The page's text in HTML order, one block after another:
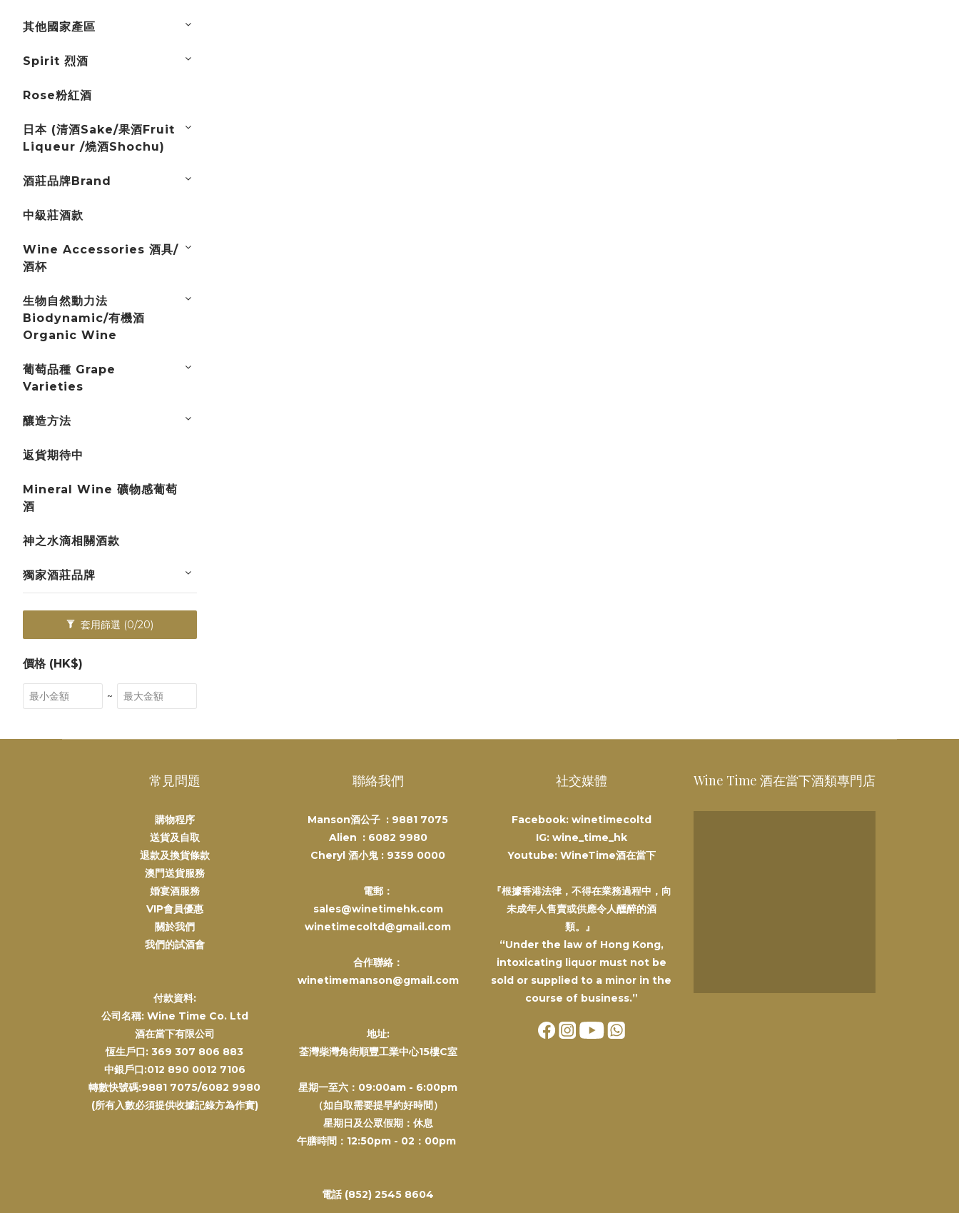
其他國家產區
Spirit 烈酒
Rose粉紅酒
日本 (清酒Sake/果酒Fruit
Liqueur /燒酒Shochu)
酒莊品牌Brand
中級莊酒款
Wine Accessories 酒具/
酒杯
生物自然動力法
Biodynamic/有機酒
Organic Wine
葡萄品種 Grape
Varieties
釀造方法
返貨期待中
Mineral Wine 礦物感葡萄
酒
神之水滴相關酒款
獨家酒莊品牌
套用篩選 (0/20)
價格 (HK$)
~
常見問題
購物程序
送貨及自取
退款及換貨條款
澳門送貨服務
婚宴酒服務
VIP會員優惠
關於我們
我們的試酒會
付款資料:
公司名稱: Wine Time Co. Ltd
酒在當下有限公司
恆生戶口: 369 307 806 883
中銀戶口:012 890 0012 7106
轉數快號碼:9881 7075/6082 9980
(所有入數必須提供收據記錄方為作實)
聯絡我們
Manson酒公子 : 9881 7075
Alien : 6082 9980
Cheryl 酒小鬼 : 9359 0000
電郵：
sales@winetimehk.com
winetimecoltd@gmail.com
合作聯絡：
winetimemanson@gmail.com
地址:
荃灣柴灣角街順豐工業中心15樓C室
星期一至六：09:00am - 6:00pm
（如自取需要提早約好時間）
星期日及公眾假期：休息
午膳時間：12:50pm - 02：00pm
電話 (852) 2545 8604
社交媒體
Facebook: winetimecoltd
IG: wine_time_hk
Youtube: WineTime酒在當下
『根據香港法律，不得在業務過程中，向
未成年人售賣或供應令人醺醉的酒
類。』
“Under the law of Hong Kong,
intoxicating liquor must not be
sold or supplied to a minor in the
course of business.”
Wine Time 酒在當下酒類專門店